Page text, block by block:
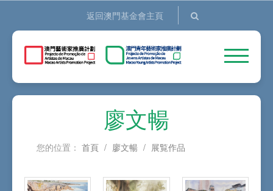
返回澳門基金會主頁
廖文暢
您的位置： 首頁 / 廖文暢 / 展覧作品